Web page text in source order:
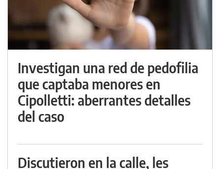
Investigan una red de pedofilia
que captaba menores en
Cipolletti: aberrantes detalles
del caso
Discutieron en la calle, les